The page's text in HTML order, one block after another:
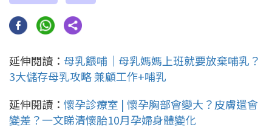
延伸閱讀： 母乳餵哺｜母乳媽媽上班就要放棄哺乳？
3大儲存母乳攻略 兼顧工作+哺乳
延伸閱讀： 懷孕診療室 | 懷孕胸部會變大？皮膚還會
變差？一文睇清懷胎10月孕婦身體變化